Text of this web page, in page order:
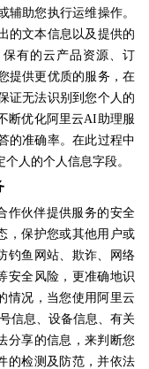
辅助您执行运维操作。
的文本信息以及提供的
有的云产品资源、订
提供更优质的服务，在
证无法识别到您个人的
断优化阿里云AI助理服
的准确率。在此过程中
人的个人信息字段。
作伙伴提供服务的安全
，保护您或其他用户或
钓鱼网站、欺诈、网络
安全风险，更准确地识
情况，当您使用阿里云
信息、设备信息、有关
分享的信息，来判断您
的检测及防范，并依法